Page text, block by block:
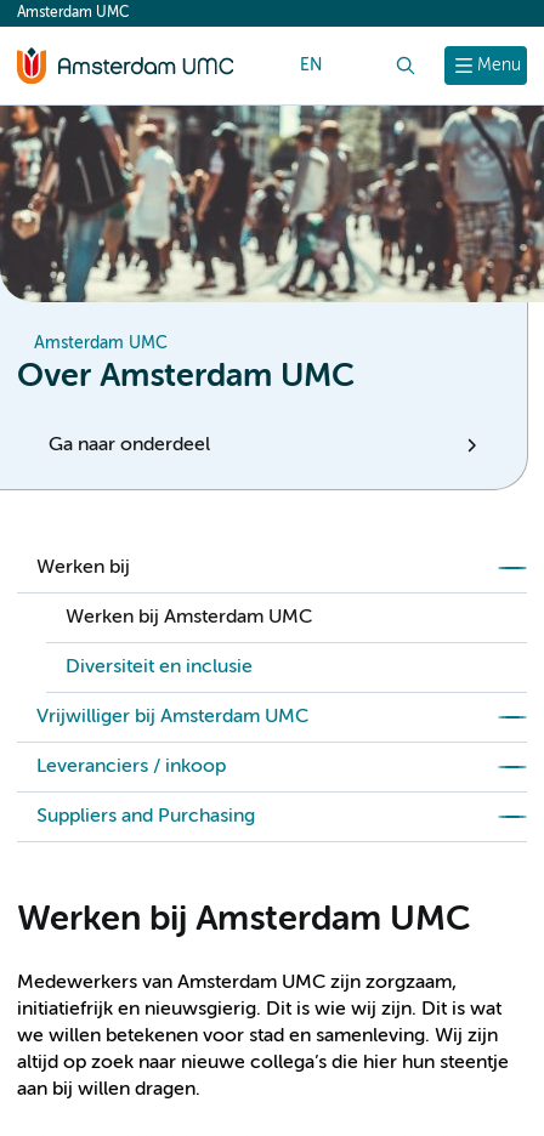
content
Menu
Amsterdam UMC
EN
Amsterdam UMC
Over Amsterdam UMC
Ga naar onderdeel
Werken bij
Werken bij Amsterdam UMC
Diversiteit en inclusie
Vrijwilliger bij Amsterdam UMC
Leveranciers / inkoop
Suppliers and Purchasing
Werken bij Amsterdam UMC
Medewerkers van Amsterdam UMC zijn zorgzaam,
initiatiefrijk en nieuwsgierig. Dit is wie wij zijn. Dit is wat
we willen betekenen voor stad en samenleving. Wij zijn
altijd op zoek naar nieuwe collega’s die hier hun steentje
aan bij willen dragen.